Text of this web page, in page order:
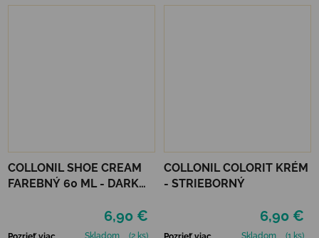
COLLONIL SHOE CREAM
FAREBNÝ 60 ML - DARK
6,90 €
Skladom (2 ks)
COLLONIL COLORIT KRÉM
- STRIEBORNÝ
6,90 €
Skladom (1 ks)